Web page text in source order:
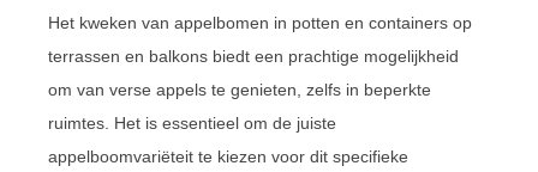
Het kweken van appelbomen in potten en containers op
terrassen en balkons biedt een prachtige mogelijkheid
om van verse appels te genieten, zelfs in beperkte
ruimtes. Het is essentieel om de juiste
appelboomvariëteit te kiezen voor dit specifieke